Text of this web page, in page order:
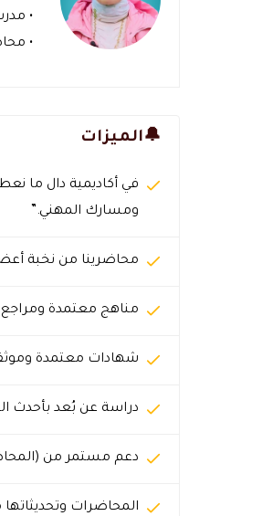
•
•
🔔الميزات
في أكاديمية دال ما
ومسارك المهني.”
محاضرينا من نخبة
مناهج معتمدة
شهادات معتمدة
دراسة عن بُعد بأحدث
دعم مستمر من
المحاضرات